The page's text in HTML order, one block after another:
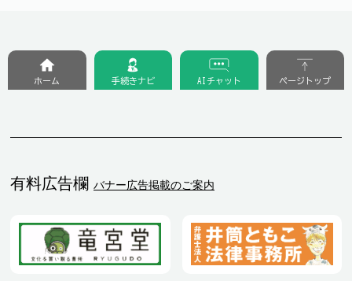
有料広告欄 バナー広告掲載のご案内
ホーム 手続きナビ AIチャット ページトップ